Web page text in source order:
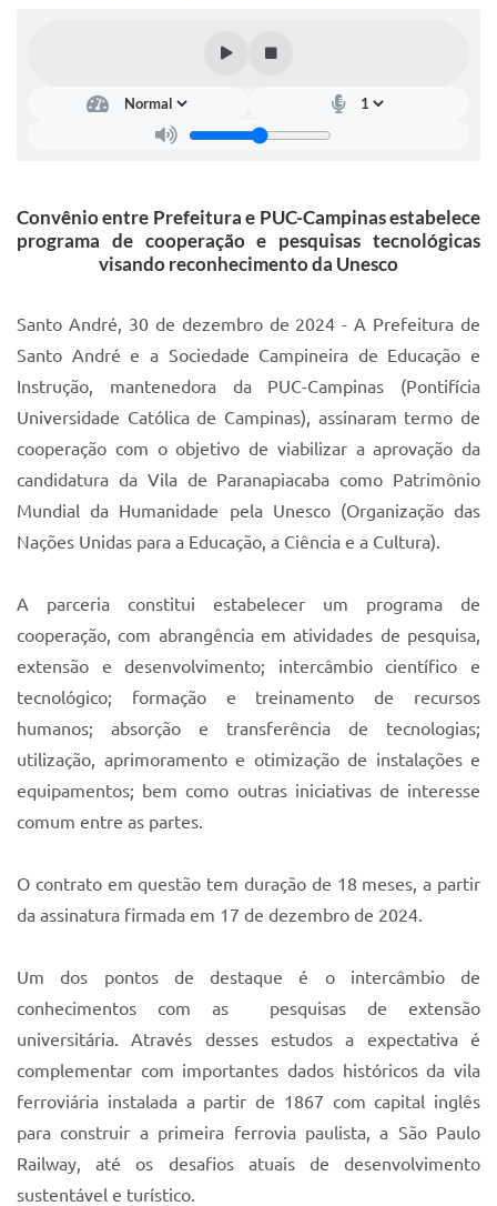
Lei de acesso à informação
Ouvidoria da Cidade
Parque Escola
Quadra Fiscal
Sistema Colab
Autarquias
Convênio entre Prefeitura e PUC-Campinas estabelece
programa de cooperação e pesquisas tecnológicas
visando reconhecimento da Unesco
Santo André, 30 de dezembro de 2024 - A Prefeitura de
Santo André e a Sociedade Campineira de Educação e
Instrução, mantenedora da PUC-Campinas (Pontifícia
Universidade Católica de Campinas), assinaram termo de
cooperação com o objetivo de viabilizar a aprovação da
candidatura da Vila de Paranapiacaba como Patrimônio
Mundial da Humanidade pela Unesco (Organização das
Nações Unidas para a Educação, a Ciência e a Cultura).
A parceria constitui estabelecer um programa de
cooperação, com abrangência em atividades de pesquisa,
extensão e desenvolvimento; intercâmbio científico e
tecnológico; formação e treinamento de recursos
humanos; absorção e transferência de tecnologias;
utilização, aprimoramento e otimização de instalações e
equipamentos; bem como outras iniciativas de interesse
comum entre as partes.
O contrato em questão tem duração de 18 meses, a partir
da assinatura firmada em 17 de dezembro de 2024.
Um dos pontos de destaque é o intercâmbio de
conhecimentos com as pesquisas de extensão
universitária. Através desses estudos a expectativa é
complementar com importantes dados históricos da vila
ferroviária instalada a partir de 1867 com capital inglês
para construir a primeira ferrovia paulista, a São Paulo
Railway, até os desafios atuais de desenvolvimento
sustentável e turístico.